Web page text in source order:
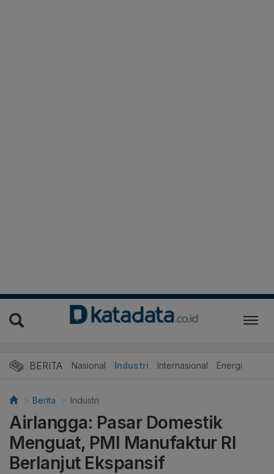
BERITA Nasional Industri Internasional Energi
Berita Industri
Airlangga: Pasar Domestik
Menguat, PMI Manufaktur RI
Berlanjut Ekspansif